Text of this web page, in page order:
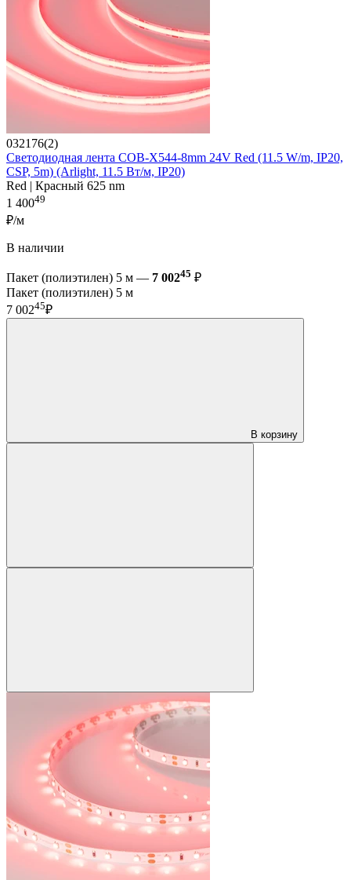
032176(2)
Светодиодная лента COB-X544-8mm 24V Red (11.5 W/m, IP20,
CSP, 5m) (Arlight, 11.5 Вт/м, IP20)
Red | Красный 625 nm
1 40049
₽/м
В наличии
Пакет (полиэтилен) 5 м — 7 00245 ₽
Пакет (полиэтилен) 5 м
7 00245₽
В корзину